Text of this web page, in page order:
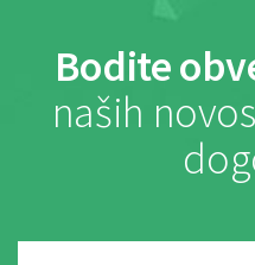
Bodite
naših